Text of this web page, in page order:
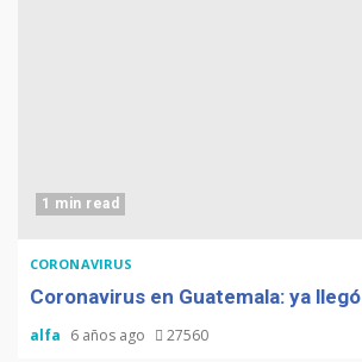
1 min read
CORONAVIRUS
Coronavirus en Guatemala: ya llegó
alfa 6 años ago 27560